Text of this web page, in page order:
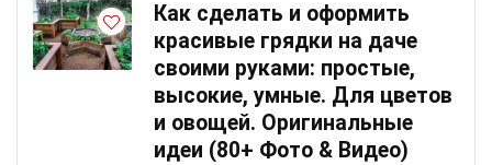
Как сделать и оформить
красивые грядки на даче
своими руками: простые,
высокие, умные. Для цветов
и овощей. Оригинальные
идеи (80+ Фото & Видео)